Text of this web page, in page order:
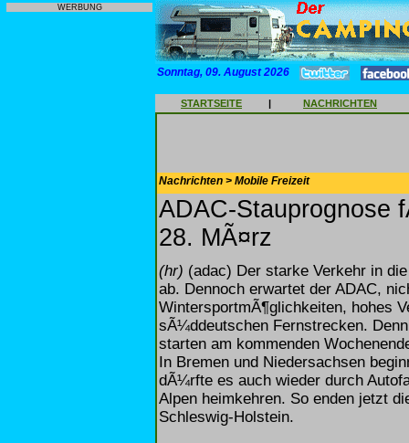
WERBUNG
Sonntag, 09. August 2026
STARTSEITE | NACHRICHTEN
Nachrichten > Mobile Freizeit
ADAC-Stauprognose
28. MÃ¤rz
(hr) (adac) Der starke Verkehr in
ab. Dennoch erwartet der ADAC,
WintersportmÃ¶glichkeiten, hohes
sÃ¼ddeutschen Fernstrecken.
starten am kommenden
In Bremen und Niedersachsen
dÃ¼rfte es auch wieder durch
Alpen heimkehren. So enden jetzt
Schleswig-Holstein.